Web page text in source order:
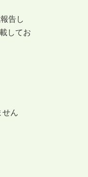
告し
してお
せん